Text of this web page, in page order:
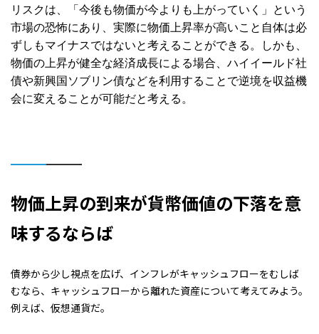
リスクは、「今後も物価が今よりも上がっていく」という
市場の恐怖にあり、実際に物価上昇率が高いこと自体は必
ずしもマイナスではないと考えることができる。しかも、
物価の上昇が健全な経済成長による場合、ハイイールド社
債や新興国ソブリン債などを利用することで逆境を収益機
会に変えることが可能だと考える。
物価上昇の到来が貨幣価値の下落を意
味するならば
債券から少し視点を広げ、インフレがキャッシュフローをむしば
むなら、キャッシュフローから離れた資産について考えてみよう。
例えば、仮想通貨だ。